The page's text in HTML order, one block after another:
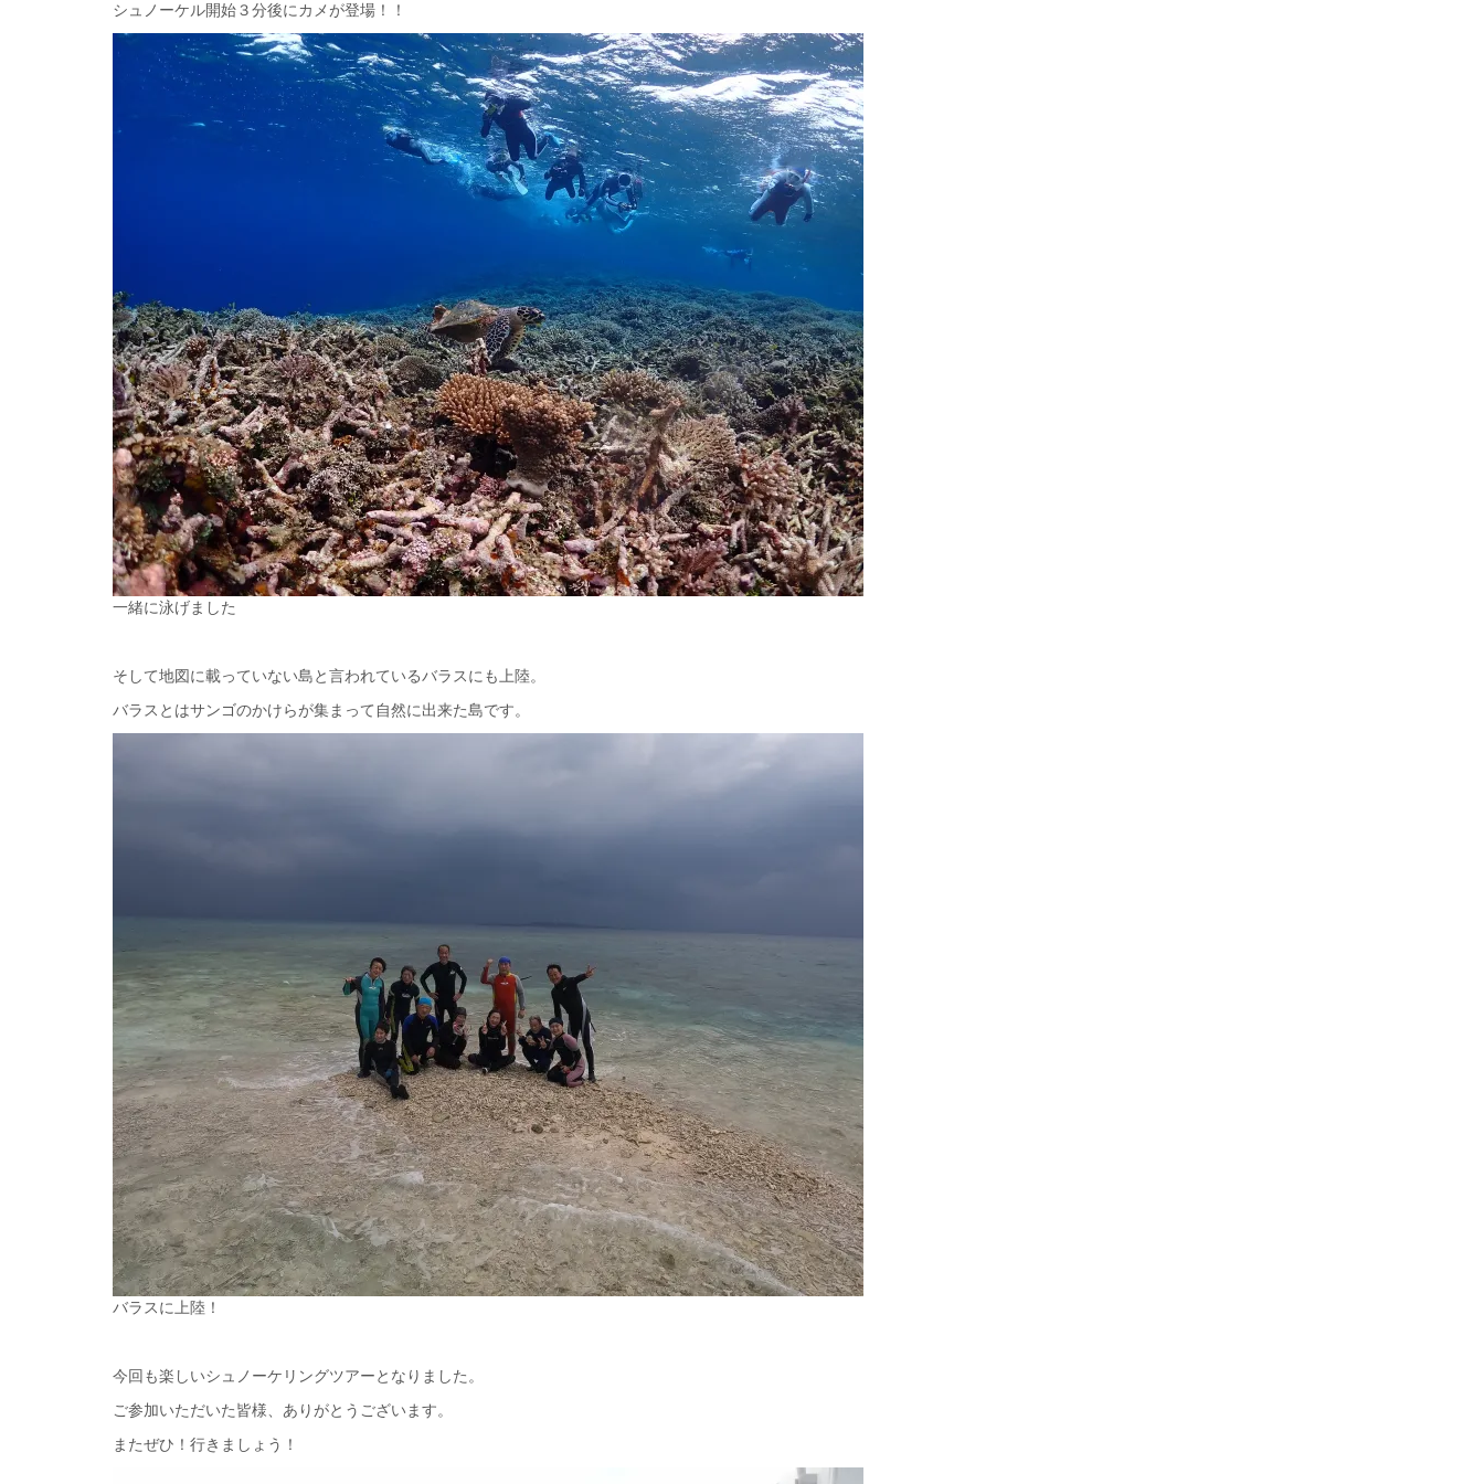
シュノーケル開始３分後にカメが登場！！
一緒に泳げました
そして地図に載っていない島と言われているバラスにも上陸。
バラスとはサンゴのかけらが集まって自然に出来た島です。
バラスに上陸！
今回も楽しいシュノーケリングツアーとなりました。
ご参加いただいた皆様、ありがとうございます。
またぜひ！行きましょう！